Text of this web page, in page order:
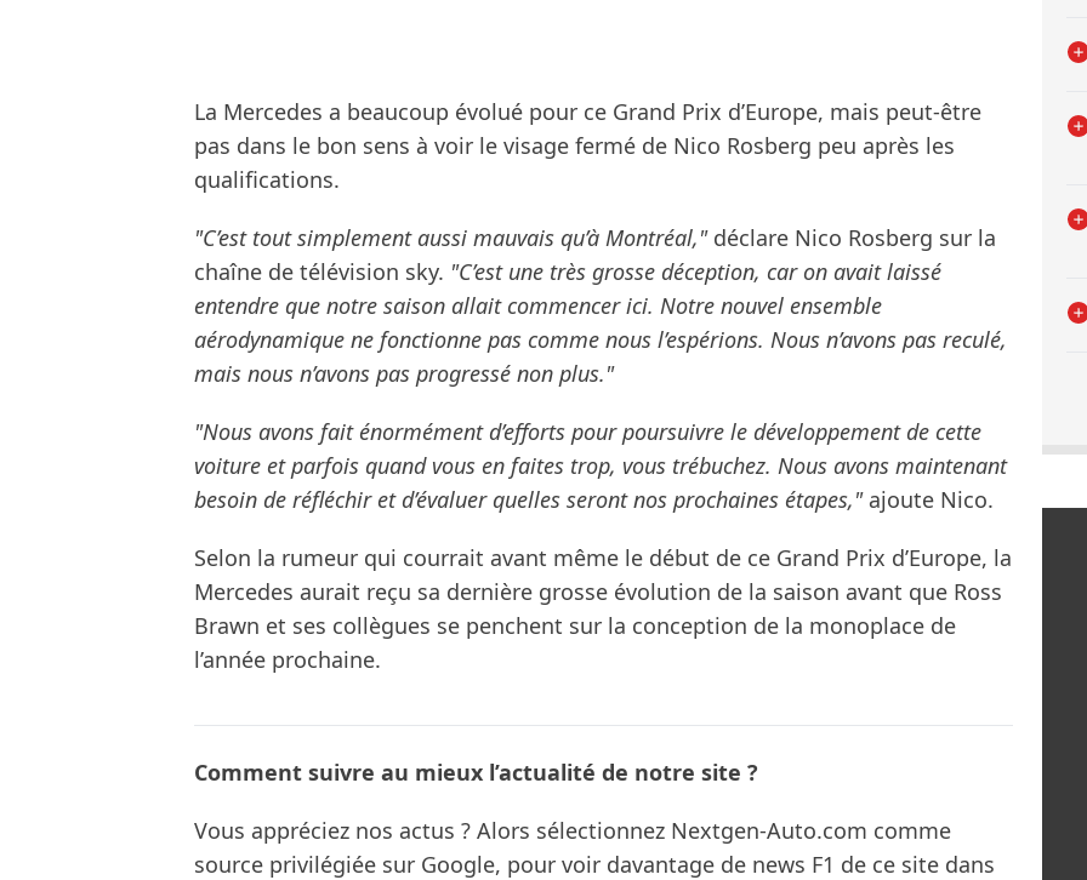
La Mercedes a beaucoup évolué pour ce Grand Prix d’Europe, mais peut-être
pas dans le bon sens à voir le visage fermé de Nico Rosberg peu après les
qualifications.
"C’est tout simplement aussi mauvais qu’à Montréal,"déclare Nico Rosberg sur la
chaîne de télévision sky. "C’est une très grosse déception, car on avait laissé
entendre que notre saison allait commencer ici. Notre nouvel ensemble
aérodynamique ne fonctionne pas comme nous l’espérions. Nous n’avons pas reculé,
mais nous n’avons pas progressé non plus."
"Nous avons fait énormément d’efforts pour poursuivre le développement de cette
voiture et parfois quand vous en faites trop, vous trébuchez. Nous avons maintenant
besoin de réfléchir et d’évaluer quelles seront nos prochaines étapes,"ajoute Nico.
Selon la rumeur qui courrait avant même le début de ce Grand Prix d’Europe, la
Mercedes aurait reçu sa dernière grosse évolution de la saison avant que Ross
Brawn et ses collègues se penchent sur la conception de la monoplace de
l’année prochaine.
Comment suivre au mieux l’actualité de notre site ?
Vous appréciez nos actus ? Alors sélectionnez Nextgen-Auto.com comme
source privilégiée sur Google, pour voir davantage de news F1 de ce site dans